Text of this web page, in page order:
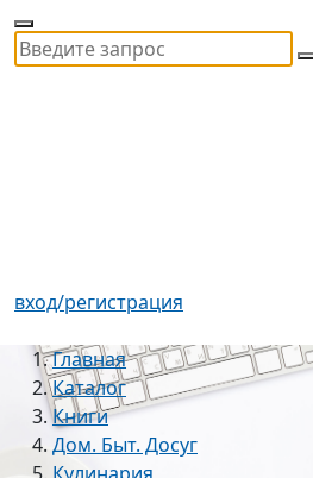
вход/регистрация
Главная
Каталог
Книги
Дом. Быт. Досуг